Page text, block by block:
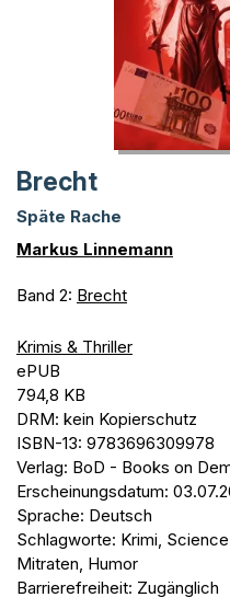
Brecht
Späte Rache
Markus Linnemann
Band 2: Brecht
Krimis & Thriller
ePUB
794,8 KB
DRM: kein Kopierschutz
ISBN-13: 9783696309978
Verlag: BoD - Books on
Erscheinungsdatum:
Sprache: Deutsch
Schlagworte: Krimi,
Mitraten, Humor
Barrierefreiheit: Zugänglich